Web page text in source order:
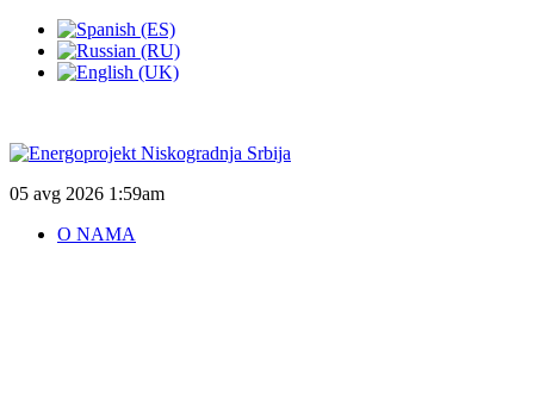
05 avg 2026 1:59am
O NAMA